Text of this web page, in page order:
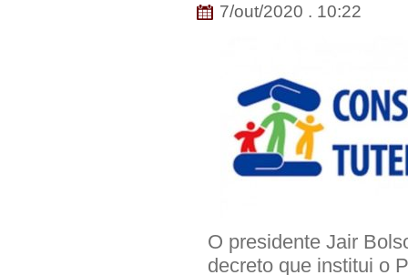
7/out/2020 . 10:22
O presidente Jair
decreto que institui o